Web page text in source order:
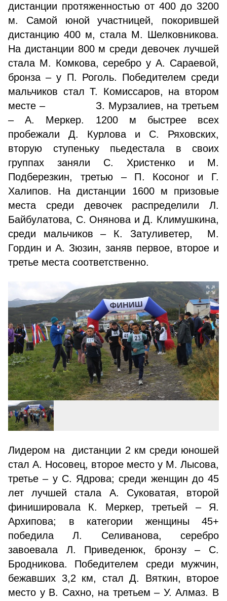
дистанции протяженностью от 400 до 3200
м. Самой юной участницей, покорившей
дистанцию 400 м, стала М. Шелковникова.
На дистанции 800 м среди девочек лучшей
стала М. Комкова, серебро у А. Сараевой,
бронза – у П. Роголь. Победителем среди
мальчиков стал Т. Комиссаров, на втором
месте – З. Мурзалиев, на третьем
– А. Меркер. 1200 м быстрее всех
пробежали Д. Курлова и С. Ряховских,
вторую ступеньку пьедестала в своих
группах заняли С. Христенко и М.
Подберезкин, третью – П. Косоног и Г.
Халипов. На дистанции 1600 м призовые
места среди девочек распределили Л.
Байбулатова, С. Онянова и Д. Климушкина,
среди мальчиков – К. Затуливетер, М.
Гордин и А. Зюзин, заняв первое, второе и
третье места соответственно.
Лидером на дистанции 2 км среди юношей
стал А. Носовец, второе место у М. Лысова,
третье – у С. Ядрова; среди женщин до 45
лет лучшей стала А. Суковатая, второй
финишировала К. Меркер, третьей – Я.
Архипова; в категории женщины 45+
победила Л. Селиванова, серебро
завоевала Л. Приведенюк, бронзу – С.
Бродникова. Победителем среди мужчин,
бежавших 3,2 км, стал Д. Вяткин, второе
место у В. Сахно, на третьем – У. Алмаз. В